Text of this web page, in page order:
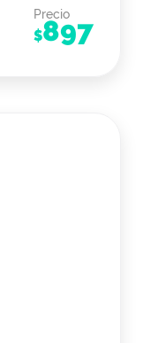
Precio
$897